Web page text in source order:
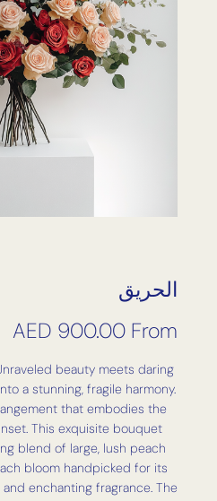
الحريق
From
AED 900.00
beauty meets daring
a stunning, fragile harmony.
that embodies the
This exquisite bouquet
blend of large, lush peach
bloom handpicked for its
enchanting fragrance. The